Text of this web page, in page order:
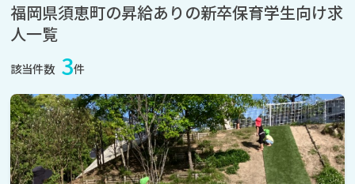
福岡県須恵町の昇給ありの新卒保育学生向け求
人一覧
該当件数 3件